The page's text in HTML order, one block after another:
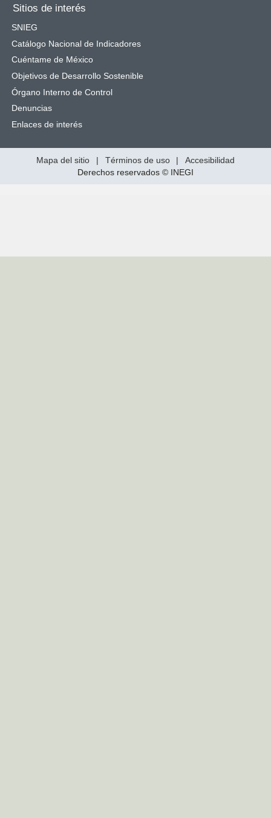
Sitios de interés
SNIEG
Catálogo Nacional de Indicadores
Cuéntame de México
Objetivos de Desarrollo Sostenible
Órgano Interno de Control
Denuncias
Enlaces de interés
Mapa del sitio | Términos de uso |
Accesibilidad
Derechos reservados © INEGI